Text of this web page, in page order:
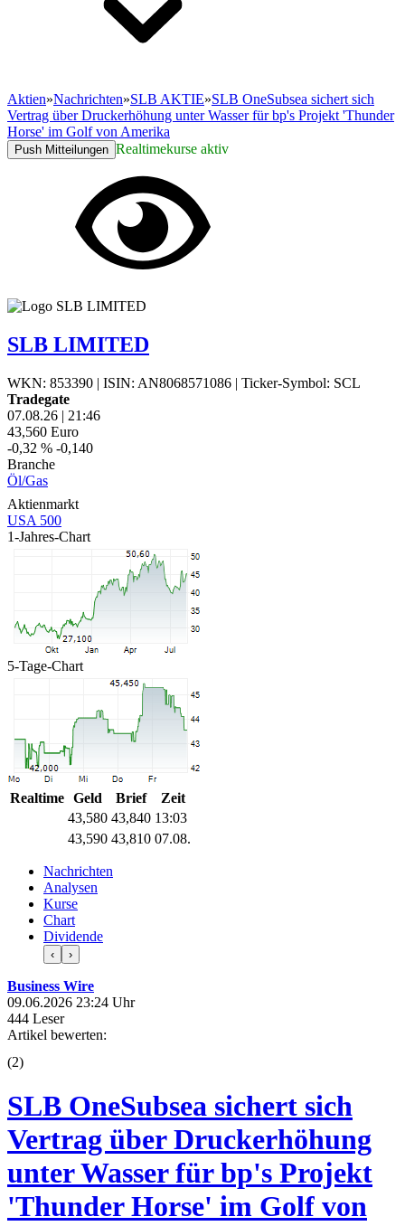
Aktien»Nachrichten»SLB AKTIE»SLB OneSubsea sichert sich
Vertrag über Druckerhöhung unter Wasser für bp's Projekt 'Thunder
Horse' im Golf von Amerika
Push Mitteilungen Realtimekurse aktiv
SLB LIMITED
WKN: 853390 | ISIN: AN8068571086 | Ticker-Symbol: SCL
Tradegate
07.08.26 | 21:46
43,560 Euro
-0,32 % -0,140
Branche
Öl/Gas
Aktienmarkt
USA 500
1-Jahres-Chart
5-Tage-Chart
Realtime Geld Brief
Zeit
43,580 43,840 13:03
43,590 43,810 07.08.
Nachrichten
Analysen
Kurse
Chart
Dividende
‹ ›
Business Wire
09.06.2026 23:24 Uhr
444 Leser
Artikel bewerten:
(2)
SLB OneSubsea sichert sich
Vertrag über Druckerhöhung
unter Wasser für bp's Projekt
'Thunder Horse' im Golf von